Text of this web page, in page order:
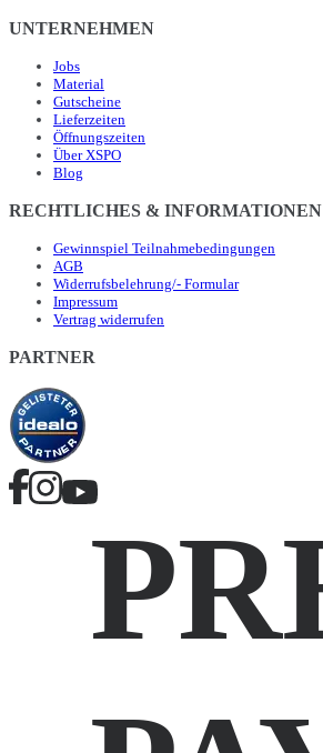
UNTERNEHMEN
Jobs
Material
Gutscheine
Lieferzeiten
Öffnungszeiten
Über XSPO
Blog
RECHTLICHES & INFORMATIONEN
Gewinnspiel Teilnahmebedingungen
AGB
Widerrufsbelehrung/- Formular
Impressum
Vertrag widerrufen
PARTNER